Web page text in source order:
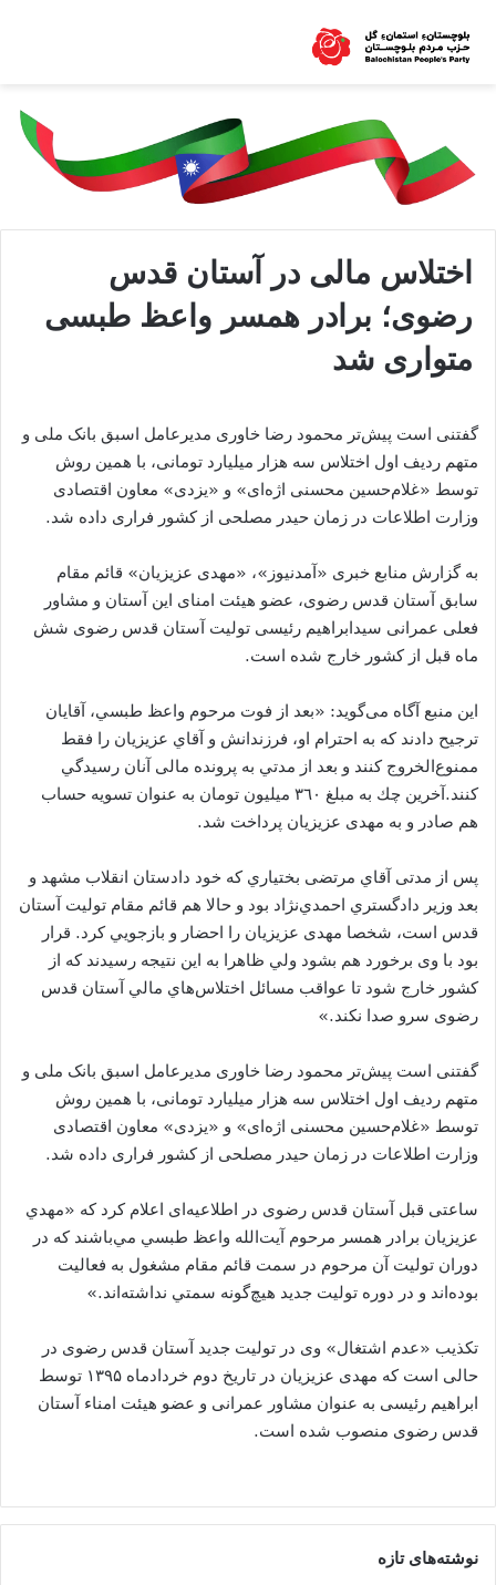
اختلاس مالی در آستان قدس
رضوی؛ برادر همسر واعظ طبسی
متواری شد
گفتنی است پیش‌تر محمود رضا خاوری مدیرعامل اسبق بانک ملی و
متهم ردیف اول اختلاس سه هزار میلیارد تومانی، با همین روش
توسط «غلام‌حسین محسنی اژه‌ای» و «یزدی» معاون اقتصادی
وزارت اطلاعات در زمان حیدر مصلحی از کشور فراری داده شد.
به گزارش منابع خبری «آمدنیوز»، «مهدی عزیزیان» قائم مقام
سابق آستان قدس رضوی، عضو هیئت امنای این آستان و مشاور
فعلی عمرانی سیدابراهیم رئیسی تولیت آستان قدس رضوی شش
ماه قبل از کشور خارج شده است.
این منبع آگاه می‌گوید: «بعد از فوت مرحوم واعظ طبسي، آقايان
ترجيح دادند كه به احترام او، فرزندانش و آقاي عزيزيان را فقط
ممنوع‌الخروج كنند و بعد از مدتي به پرونده مالی آنان رسيدگي
كنند.آخرين چك به مبلغ ٣٦٠ ميليون تومان به عنوان تسويه حساب
هم صادر و به مهدی عزيزيان پرداخت شد.
پس از مدتی آقاي مرتضی بختياري كه خود دادستان انقلاب مشهد و
بعد وزير دادگستري احمدي‌نژاد بود و حالا هم قائم مقام توليت آستان
قدس است، شخصا مهدی عزيزيان را احضار و بازجويي کرد. قرار
بود با وی برخورد هم بشود ولي ظاهرا به اين نتيجه رسيدند كه از
كشور خارج شود تا عواقب مسائل اختلاس‌هاي مالي آستان‌ قدس
رضوی سرو صدا نكند.»
گفتنی است پیش‌تر محمود رضا خاوری مدیرعامل اسبق بانک ملی و
متهم ردیف اول اختلاس سه هزار میلیارد تومانی، با همین روش
توسط «غلام‌حسین محسنی اژه‌ای» و «یزدی» معاون اقتصادی
وزارت اطلاعات در زمان حیدر مصلحی از کشور فراری داده شد.
ساعتی قبل آستان قدس رضوی در اطلاعیه‌ای اعلام کرد که «مهدي
عزيزيان برادر همسر مرحوم آيت‌الله واعظ طبسي مي‌باشند که در
دوران توليت آن مرحوم در سمت قائم مقام مشغول به فعاليت
بوده‌اند و در دوره توليت جديد هيچ‌گونه سمتي نداشته‌اند.»
تکذیب «عدم اشتغال» وی در تولیت جدید آستان قدس رضوی در
حالی است که مهدی عزیزیان در تاریخ دوم خردادماه ۱۳۹۵ توسط
ابراهیم رئیسی به عنوان مشاور عمرانی و عضو هیئت امناء آستان
قدس رضوی منصوب شده است.
نوشته‌های تازه